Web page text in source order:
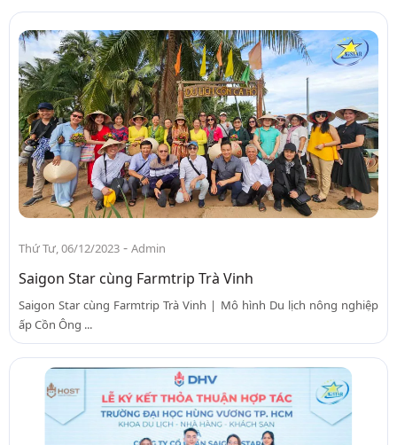
Thứ Tư, 06/12/2023 - Admin
Saigon Star cùng Farmtrip Trà Vinh
Saigon Star cùng Farmtrip Trà Vinh | Mô hình Du lịch nông nghiệp
ấp Cồn Ông ...